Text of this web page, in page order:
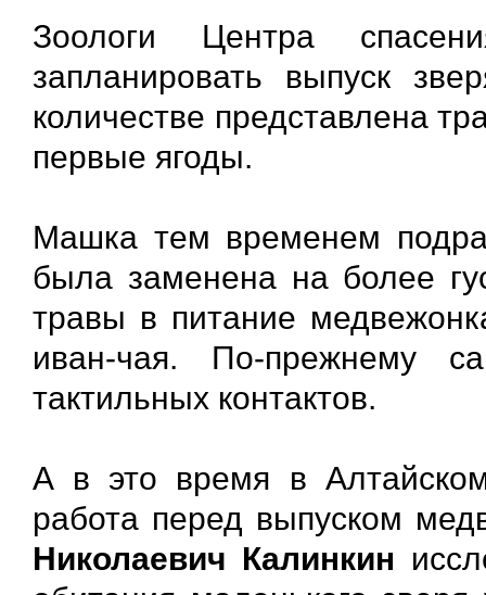
Зоологи Центра
запланировать выпуск
количестве представлена
первые ягоды.
Машка тем временем
была заменена на более
травы в питание
иван-чая. По-прежнему
тактильных контактов.
А в это время в Алтайском
работа перед выпуском
Николаевич Калинкин